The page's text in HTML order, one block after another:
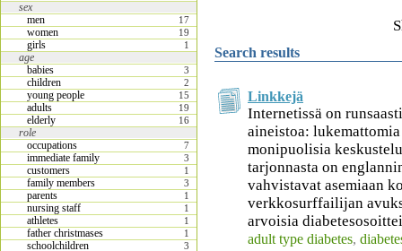
sex
men
17
women 19
girls 1
age
babies
3
children 2
young people 15
adults 19
elderly 16
role
occupations
7
immediate family 3
customers 1
family members 3
parents 1
nursing staff 1
athletes 1
father christmases 1
schoolchildren 3
Search results
Linkkejä
Internetissä on
aineistoa:
monipuolisia
tarjonnasta on
vahvistavat asemiaan
verkkosurffailijan
arvoisia
adult type diabetes,